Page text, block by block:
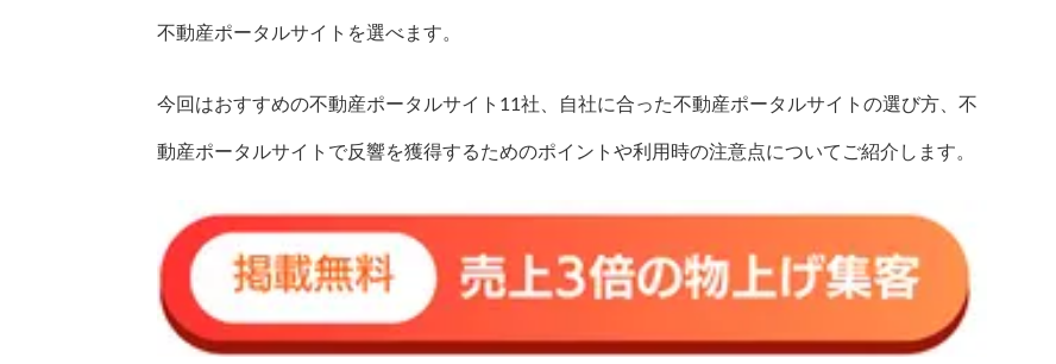
不動産ポータルサイトを選べます。
今回はおすすめの不動産ポータルサイト11社、自社に合った不動産ポータルサイトの選び方、不
動産ポータルサイトで反響を獲得するためのポイントや利用時の注意点についてご紹介します。